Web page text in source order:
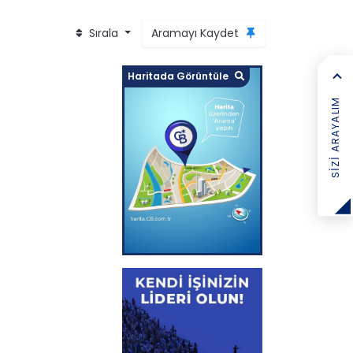
Sırala Aramayı Kaydet
Haritada Görüntüle
SIZI ARAYALIM